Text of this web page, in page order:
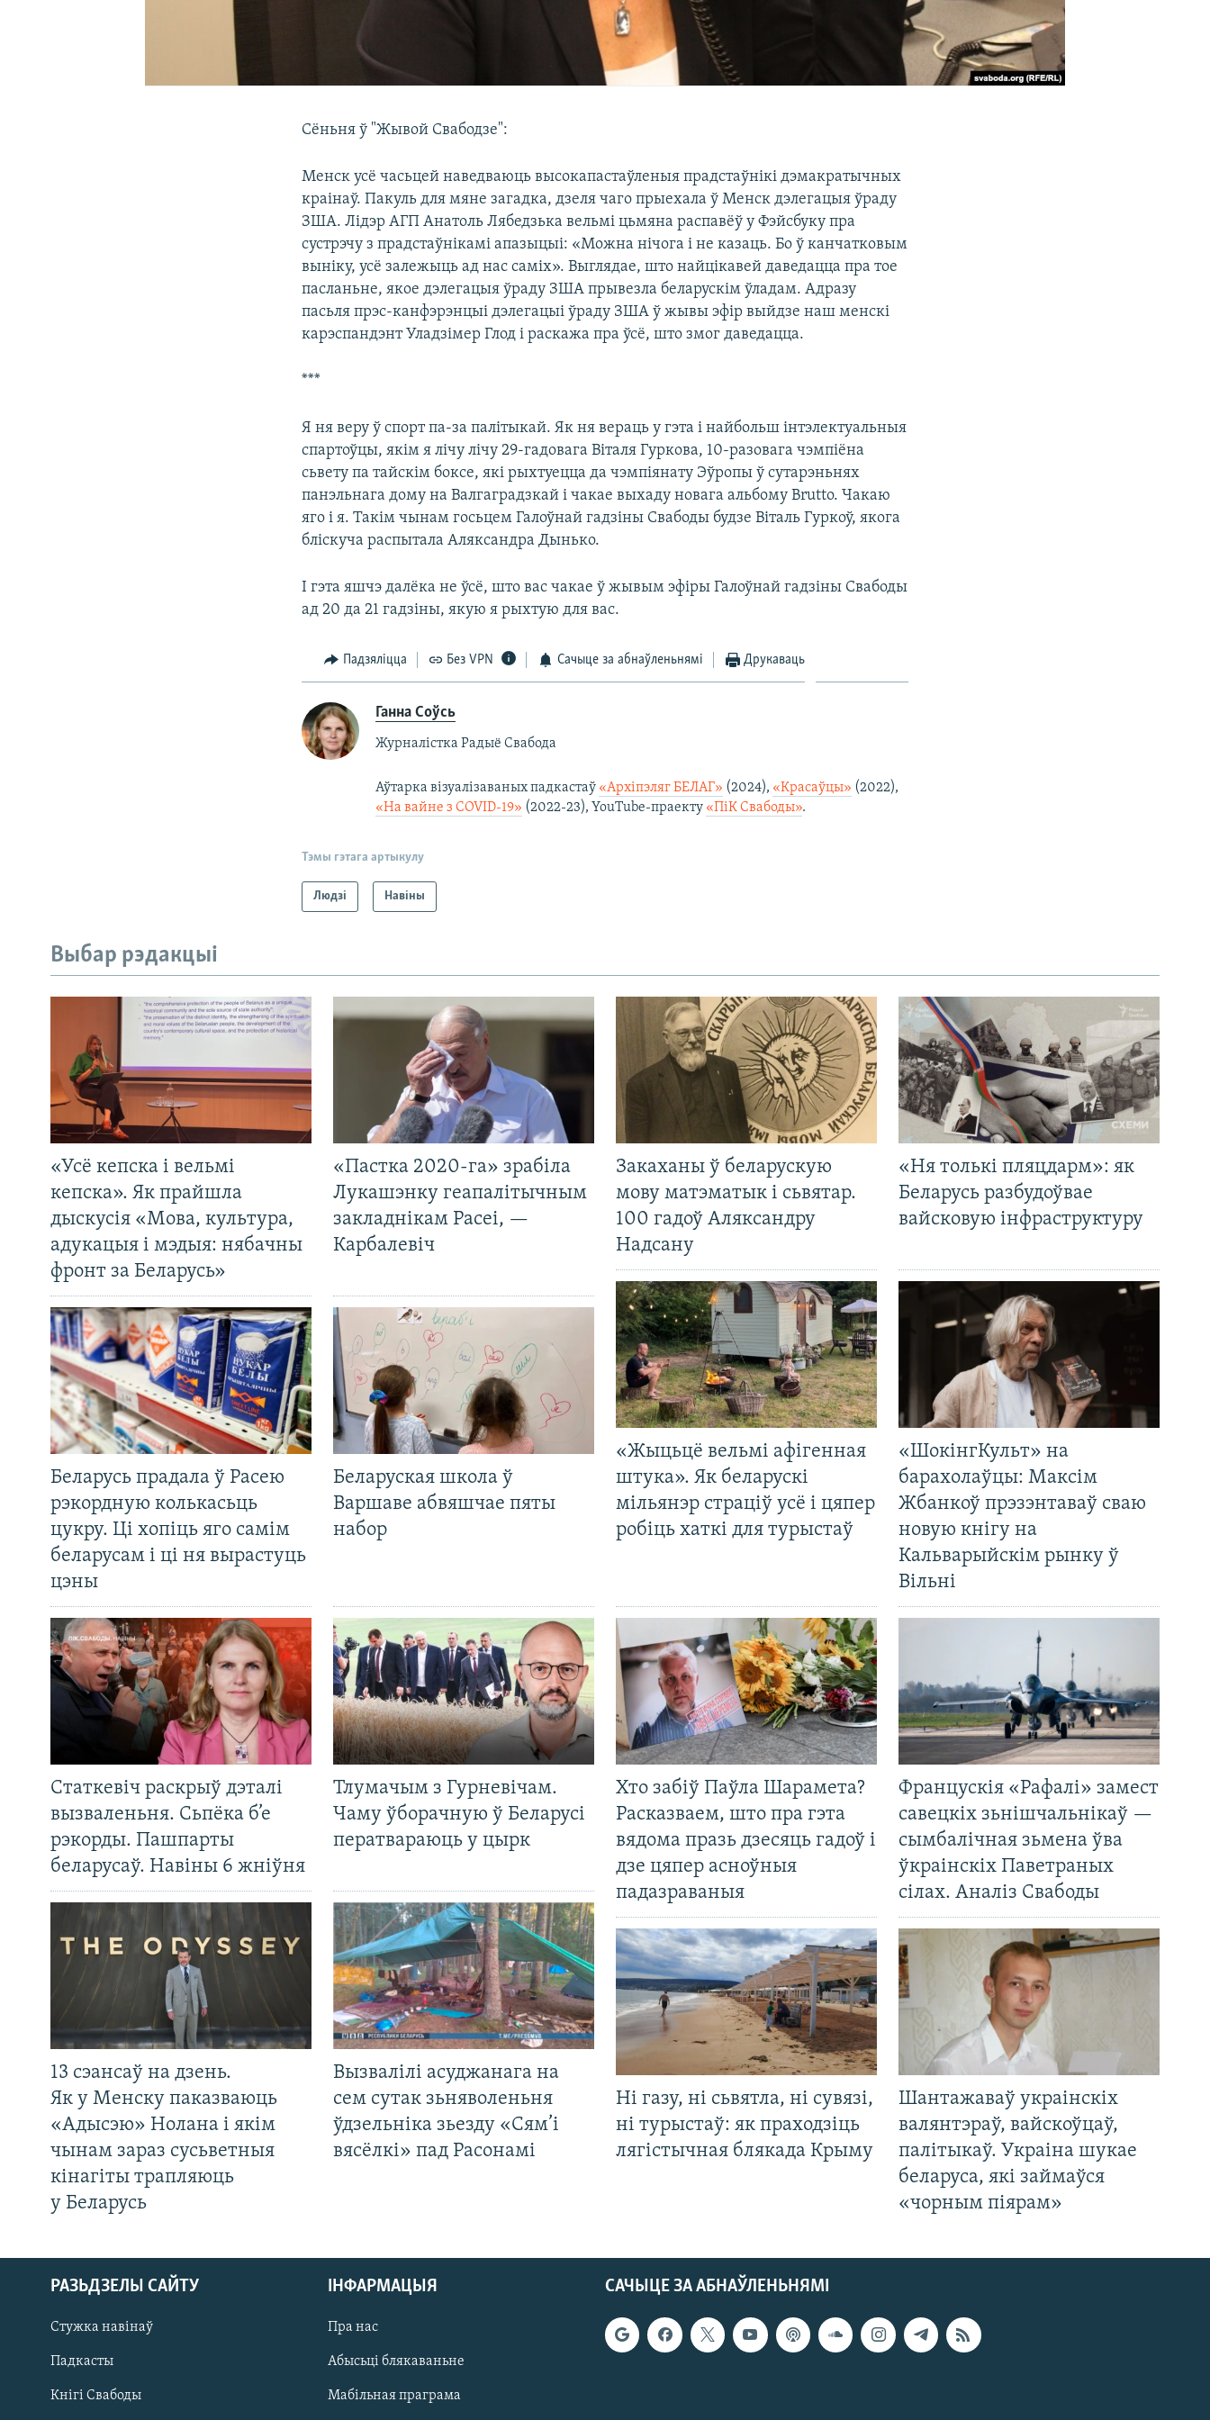
Сёньня ў "Жывой Свабодзе":
Менск усё часьцей наведваюць высокапастаўленыя прадстаўнікі дэмакратычных
краінаў. Пакуль для мяне загадка, дзеля чаго прыехала ў Менск дэлегацыя ўраду
ЗША. Лідэр АГП Анатоль Лябедзька вельмі цьмяна распавёў у Фэйсбуку пра
сустрэчу з прадстаўнікамі апазыцыі: «Можна нічога і не казаць. Бо ў канчатковым
выніку, усё залежыць ад нас саміх». Выглядае, што найцікавей даведацца пра тое
пасланьне, якое дэлегацыя ўраду ЗША прывезла беларускім ўладам. Адразу
пасьля прэс-канфэрэнцыі дэлегацыі ўраду ЗША ў жывы эфір выйдзе наш менскі
карэспандэнт Уладзімер Глод і раскажа пра ўсё, што змог даведацца.
***
Я ня веру ў спорт па-за палітыкай. Як ня вераць у гэта і найбольш інтэлектуальныя
спартоўцы, якім я лічу лічу 29-гадовага Віталя Гуркова, 10-разовага чэмпіёна
сьвету па тайскім боксе, які рыхтуецца да чэмпіянату Эўропы ў сутарэньнях
панэльнага дому на Валгаградзкай і чакае выхаду новага альбому Brutto. Чакаю
яго і я. Такім чынам госьцем Галоўнай гадзіны Свабоды будзе Віталь Гуркоў, якога
бліскуча распытала Аляксандра Дынько.
І гэта яшчэ далёка не ўсё, што вас чакае ў жывым эфіры Галоўнай гадзіны Свабоды
ад 20 да 21 гадзіны, якую я рыхтую для вас.
Падзяліцца Без VPN Сачыце за абнаўленьнямі Друкаваць
Ганна Соўсь
Журналістка Радыё Свабода
Аўтарка візуалізаваных падкастаў «Архіпэляг БЕЛАГ» (2024), «Красаўцы» (2022),
«На вайне з COVID-19» (2022-23), YouTube-праекту «ПіК Свабоды».
Тэмы гэтага артыкулу
Людзі Навіны
Выбар рэдакцыі
«Усё кепска і вельмі
кепска». Як прайшла
дыскусія «Мова, культура,
адукацыя і мэдыя: нябачны
фронт за Беларусь»
«Пастка 2020-га» зрабіла
Лукашэнку геапалітычным
закладнікам Расеі, —
Карбалевіч
Беларусь прадала ў Расею
рэкордную колькасьць
цукру. Ці хопіць яго самім
беларусам і ці ня вырастуць
цэны
Беларуская школа ў
Варшаве абвяшчае пяты
набор
Статкевіч раскрыў дэталі
вызваленьня. Сьпёка б’е
рэкорды. Пашпарты
беларусаў. Навіны 6 жніўня
Тлумачым з Гурневічам.
Чаму ўборачную ў Беларусі
ператвараюць у цырк
13 сэансаў на дзень.
Як у Менску паказваюць
«Адысэю» Нолана і якім
чынам зараз сусьветныя
кінагіты трапляюць
у Беларусь
Вызвалілі асуджанага на
сем сутак зьняволеньня
ўдзельніка зьезду «Сям’і
вясёлкі» пад Расонамі
Закаханы ў беларускую
мову матэматык і сьвятар.
100 гадоў Аляксандру
Надсану
«Ня толькі пляцдарм»: як
Беларусь разбудоўвае
вайсковую інфраструктуру
«Жыцьцё вельмі афігенная
штука». Як беларускі
мільянэр страціў усё і цяпер
робіць хаткі для турыстаў
«ШокінгКульт» на
барахолаўцы: Максім
Жбанкоў прэзэнтаваў сваю
новую кнігу на
Кальварыйскім рынку ў
Вільні
Хто забіў Паўла Шарамета?
Расказваем, што пра гэта
вядома празь дзесяць гадоў і
дзе цяпер асноўныя
падазраваныя
Францускія «Рафалі» замест
савецкіх зьнішчальнікаў —
сымбалічная зьмена ўва
ўкраінскіх Паветраных
сілах. Аналіз Свабоды
Ні газу, ні сьвятла, ні сувязі,
ні турыстаў: як праходзіць
лягістычная блякада Крыму
Шантажаваў украінскіх
валянтэраў, вайскоўцаў,
палітыкаў. Украіна шукае
беларуса, які займаўся
«чорным піярам»
САЧЫЦЕ ЗА АБНАЎЛЕНЬНЯМІ
РАЗЬДЗЕЛЫ САЙТУ
Стужка навінаў
Падкасты
Кнігі Свабоды
ІНФАРМАЦЫЯ
Пра нас
Абысьці блякаваньне
Мабільная праграма